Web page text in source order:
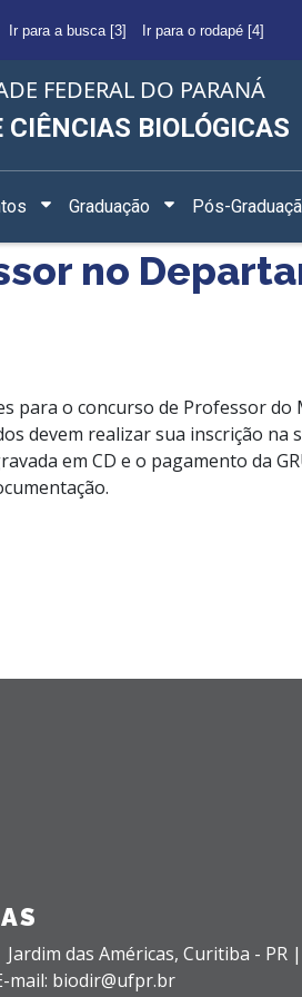
Ir para a busca [3] Ir para o rodapé [4]
FEDERAL DO PARANÁ
CIÊNCIAS BIOLÓGICAS
Graduação Pós-
no
para o concurso de Professor
devem realizar sua inscrição
em CD e o pagamento da
Jardim das Américas, Curitiba - PR |
mail: biodir@ufpr.br